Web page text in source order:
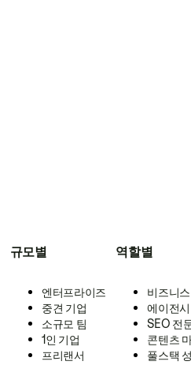
규모별
엔터프라이즈
중견 기업
소규모 팀
1인 기업
프리랜서
역할별
비즈니
에이전시
SEO 전
콘텐츠
풀스택